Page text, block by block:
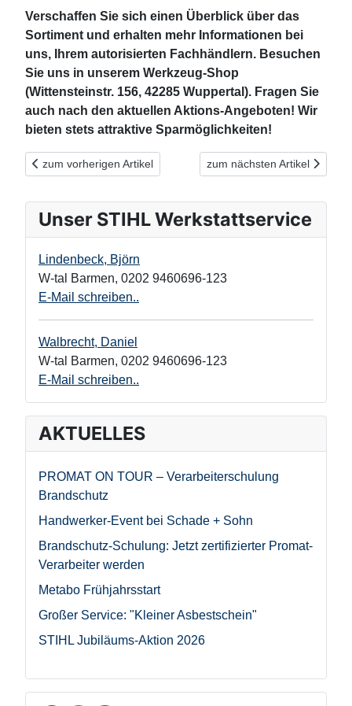
Verschaffen Sie sich einen Überblick über das
Sortiment und erhalten mehr Informationen bei
uns, Ihrem autorisierten Fachhändlern. Besuchen
Sie uns in unserem Werkzeug-Shop
(Wittensteinstr. 156, 42285 Wuppertal). Fragen Sie
auch nach den aktuellen Aktions-Angeboten! Wir
bieten stets attraktive Sparmöglichkeiten!
Vorheriger Beitrag: NEUHEIT 2020: Akku-Blasgerät BGA 57
zum vorherigen Artikel Nächster Beitrag: Unikate
zum nächsten Artikel
Unser STIHL Werkstattservice
Lindenbeck, Björn
W-tal Barmen, 0202 9460696-123
E-Mail schreiben..
Walbrecht, Daniel
W-tal Barmen, 0202 9460696-123
E-Mail schreiben..
AKTUELLES
PROMAT ON TOUR – Verarbeiterschulung
Brandschutz
Handwerker-Event bei Schade + Sohn
Brandschutz-Schulung: Jetzt zertifizierter Promat-
Verarbeiter werden
Metabo Frühjahrsstart
Großer Service: "Kleiner Asbestschein"
STIHL Jubiläums-Aktion 2026